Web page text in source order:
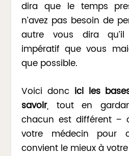
dira que le temps
n’avez pas besoin de
autre vous dira
impératif que vous
que possible.
Voici donc ici les
savoir, tout en
chacun est différent –
votre médecin pour
convient le mieux à